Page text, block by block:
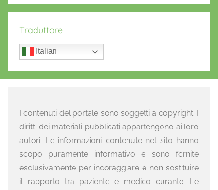
Traduttore
Italian
I contenuti del portale sono soggetti a copyright. I
diritti dei materiali pubblicati appartengono ai loro
autori. Le informazioni contenute nel sito hanno
scopo puramente informativo e sono fornite
esclusivamente per incoraggiare e non sostituire
il rapporto tra paziente e medico curante. Le